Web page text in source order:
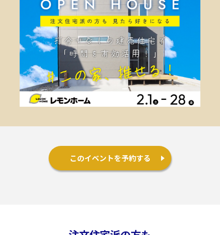
コラム
施工事例
お客様の声
よくある質問（Q&A）
∟はじめての方へ
∟保証・アフターフォロー
このイベントを予約する